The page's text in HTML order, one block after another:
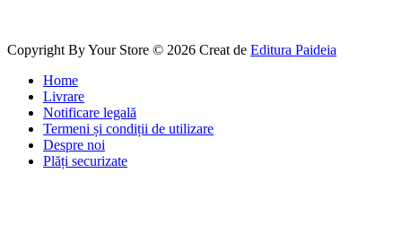
Copyright By Your Store © 2026 Creat de Editura Paideia
Home
Livrare
Notificare legală
Termeni și condiții de utilizare
Despre noi
Plăți securizate